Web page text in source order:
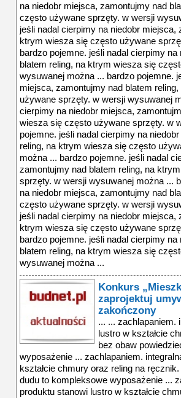
na niedobr miejsca, zamontujmy nad
często używane sprzęty. w wersji
jeśli nadal cierpimy na niedobr
ktrym wiesza się często używane
bardzo pojemne. jeśli nadal cierpimy
blatem reling, na ktrym wiesza się
wysuwanej można ... bardzo pojemne.
miejsca, zamontujmy nad blatem
używane sprzęty. w wersji wysuwanej
cierpimy na niedobr miejsca,
wiesza się często używane sprzęty. w
pojemne. jeśli nadal cierpimy na
reling, na ktrym wiesza się często
można ... bardzo pojemne. jeśli nadal
zamontujmy nad blatem reling, na
sprzęty. w wersji wysuwanej można ...
na niedobr miejsca, zamontujmy nad
często używane sprzęty. w wersji
jeśli nadal cierpimy na niedobr
ktrym wiesza się często używane
bardzo pojemne. jeśli nadal cierpimy
blatem reling, na ktrym wiesza się
wysuwanej można ...
Konkurs
zaprojektuj
zakończony
... ... zachlapaniem.
lustro w kształcie
bez obaw
wyposażenie ... zachlapaniem.
kształcie chmury oraz reling na
dudu to kompleksowe wyposażenie ...
produktu stanowi lustro w kształcie